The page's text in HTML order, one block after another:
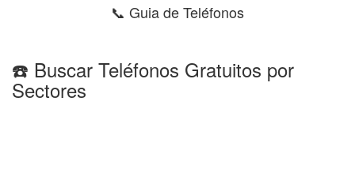
📞 Guia de Teléfonos
☎️ Buscar Teléfonos Gratuitos por
Sectores